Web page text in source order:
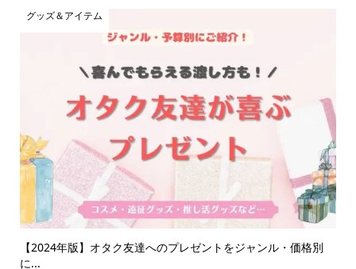
グッズ＆アイテム
【2024年版】オタク友達へのプレゼントをジャンル・価格別
に...